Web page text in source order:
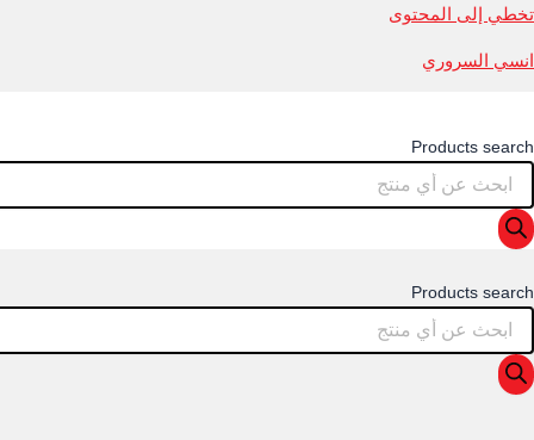
تخطي إلى المحتوى
انسي السروري
Products search
Products search